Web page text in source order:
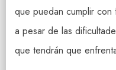
que puedan cumplir
a pesar de las
que tendrán que